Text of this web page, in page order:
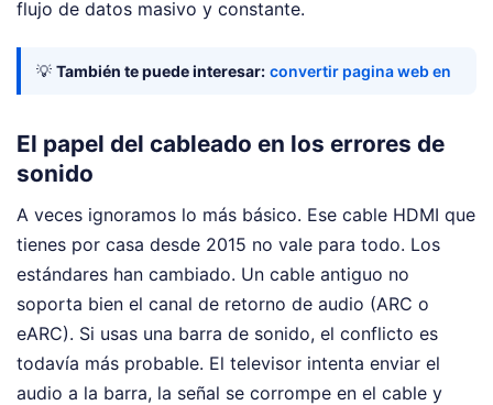
flujo de datos masivo y constante.
💡 También te puede interesar: convertir pagina web en
El papel del cableado en los errores de
sonido
A veces ignoramos lo más básico. Ese cable HDMI que
tienes por casa desde 2015 no vale para todo. Los
estándares han cambiado. Un cable antiguo no
soporta bien el canal de retorno de audio (ARC o
eARC). Si usas una barra de sonido, el conflicto es
todavía más probable. El televisor intenta enviar el
audio a la barra, la señal se corrompe en el cable y